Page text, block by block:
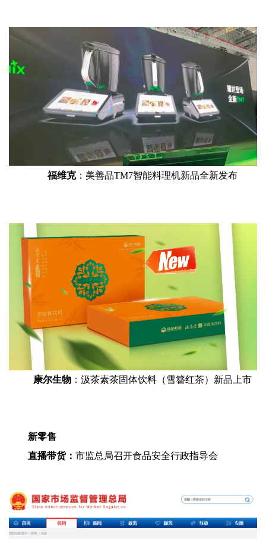
福维克：美善品TM7智能料理机新品全新发布
康尔生物 ：汲茶素茶固体饮料（雪簪红茶）新品上市
新零售
直播带货： 市监总局召开食品安全行政指导会